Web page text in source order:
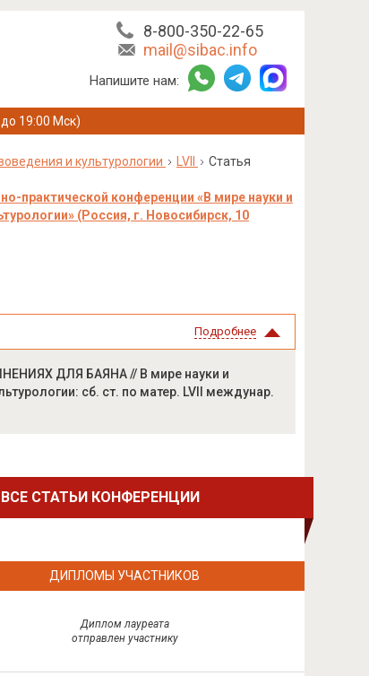
8-800-350-22-65
mail@sibac.info
Напишите нам:
19:00 Мск)
и культурологии LVII Статья
практической конференции «В мире науки и
(Россия, г. Новосибирск, 10
Подробнее
ДЛЯ БАЯНА // В мире науки и
сб. ст. по матер. LVII междунар.
ВСЕ СТАТЬИ КОНФЕРЕНЦИИ
ДИПЛОМЫ УЧАСТНИКОВ
Диплом лауреата
отправлен участнику